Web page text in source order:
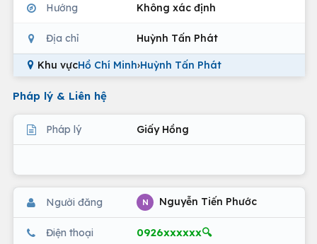
Hướng Không xác định
Địa chỉ Huỳnh Tấn Phát
Khu vựcHồ Chí Minh›Huỳnh Tấn Phát
Pháp lý & Liên hệ
Pháp lý Giấy Hồng
Người đăng N Nguyễn Tiến Phước
Điện thoại 0926xxxxxx🔍